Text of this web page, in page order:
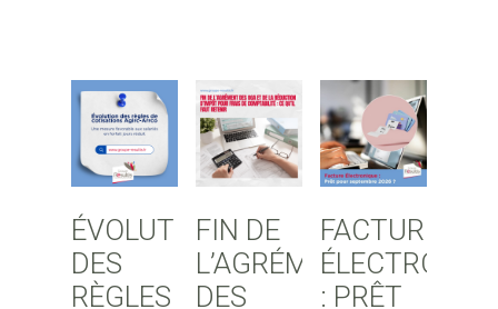
ÉVOLUTION
DES
RÈGLES
FIN DE
L’AGRÉMENT
DES
FACTURE
: PRÊT